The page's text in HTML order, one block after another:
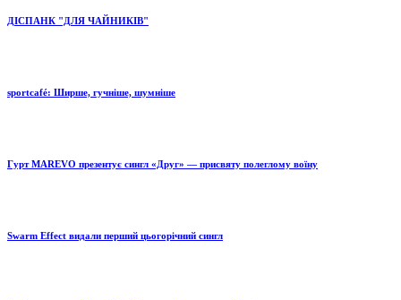
ДІСПАНК "ДЛЯ ЧАЙНИКІВ"
sportcafé: Ширше, гучніше, шумніше
Гурт MAREVO презентує сингл «Друг» — присвяту полеглому воїну
Swarm Effect видали перший цьогорічний сингл